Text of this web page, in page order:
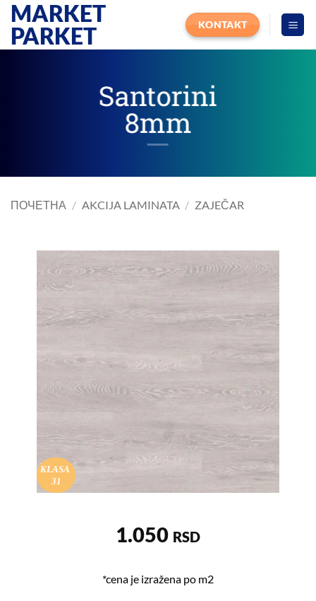
Прескочи
садржај
MARKET
PARKET
KONTAKT
Santorini
8mm
ПОЧЕТНА / AKCIJA LAMINATA / ZAJEČAR
KLASA
31
1.050 RSD
*cena je izražena po m2